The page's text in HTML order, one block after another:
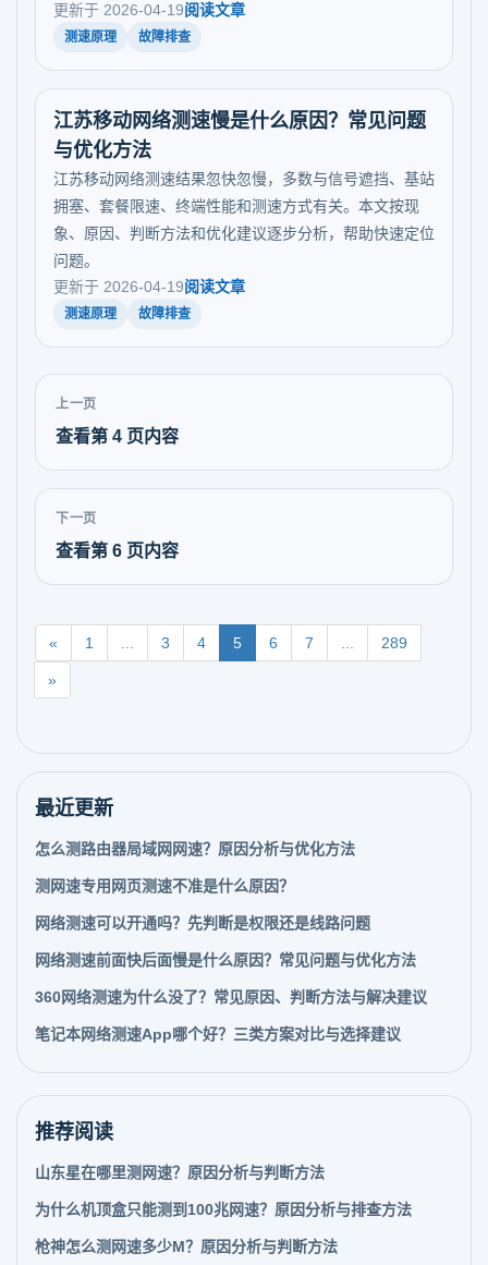
更新于 2026-04-19阅读文章
测速原理 故障排查
江苏移动网络测速慢是什么原因？常见问题
与优化方法
江苏移动网络测速结果忽快忽慢，多数与信号遮挡、基站
拥塞、套餐限速、终端性能和测速方式有关。本文按现
象、原因、判断方法和优化建议逐步分析，帮助快速定位
问题。
更新于 2026-04-19阅读文章
测速原理 故障排查
上一页
查看第 4 页内容
下一页
查看第 6 页内容
« 1 3 4 5 6 7 289
»
最近更新
怎么测路由器局域网网速？原因分析与优化方法
测网速专用网页测速不准是什么原因？
网络测速可以开通吗？先判断是权限还是线路问题
网络测速前面快后面慢是什么原因？常见问题与优化方法
360网络测速为什么没了？常见原因、判断方法与解决建议
笔记本网络测速App哪个好？三类方案对比与选择建议
推荐阅读
山东星在哪里测网速？原因分析与判断方法
为什么机顶盒只能测到100兆网速？原因分析与排查方法
枪神怎么测网速多少M？原因分析与判断方法